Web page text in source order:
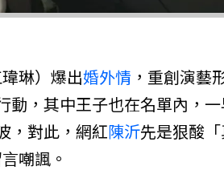
瑋琳）爆出婚外情 ，重創演藝
動，其中王子也在名單內，
，對此，網紅陳沂先是狠酸
嘲諷。